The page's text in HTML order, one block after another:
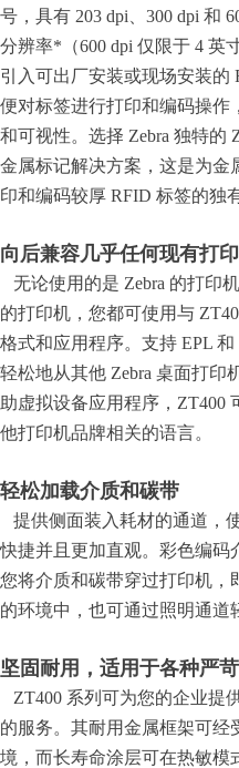
号，具有 203 dpi、300 dpi 和
分辨率*（600 dpi 仅限于 4 英
引入可出厂安装或现场安装的
便对标签进行打印和编码操作
和可视性。选择 Zebra 独特的
金属标记解决方案，这是为金
印和编码较厚 RFID 标签的独
向后兼容几乎任何现有打
无论使用的是 Zebra 的打印
的打印机，您都可使用与
格式和应用程序。支持 EPL
轻松地从其他 Zebra 桌面打印
助虚拟设备应用程序，ZT400
他打印机品牌相关的语言。
轻松加载介质和碳带
提供侧面装入耗材的通道，
快捷并且更加直观。彩色编码
您将介质和碳带穿过打印机，
的环境中，也可通过照明通道
坚固耐用，适用于各种严
ZT400 系列可为您的企业提
的服务。其耐用金属框架可经
境，而长寿命涂层可在热敏模